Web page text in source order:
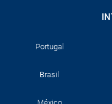
Portugal
Brasil